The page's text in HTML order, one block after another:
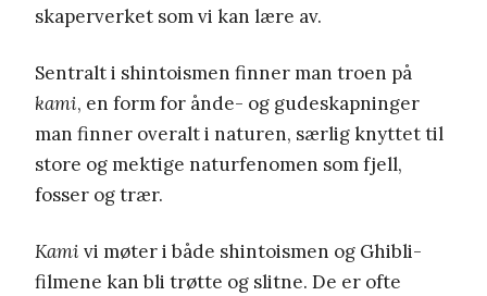
skaperverket som vi kan lære av.
Sentralt i shintoismen finner man troen på
kami, en form for ånde- og gudeskapninger
man finner overalt i naturen, særlig knyttet til
store og mektige naturfenomen som fjell,
fosser og trær.
Kami vi møter i både shintoismen og Ghibli-
filmene kan bli trøtte og slitne. De er ofte